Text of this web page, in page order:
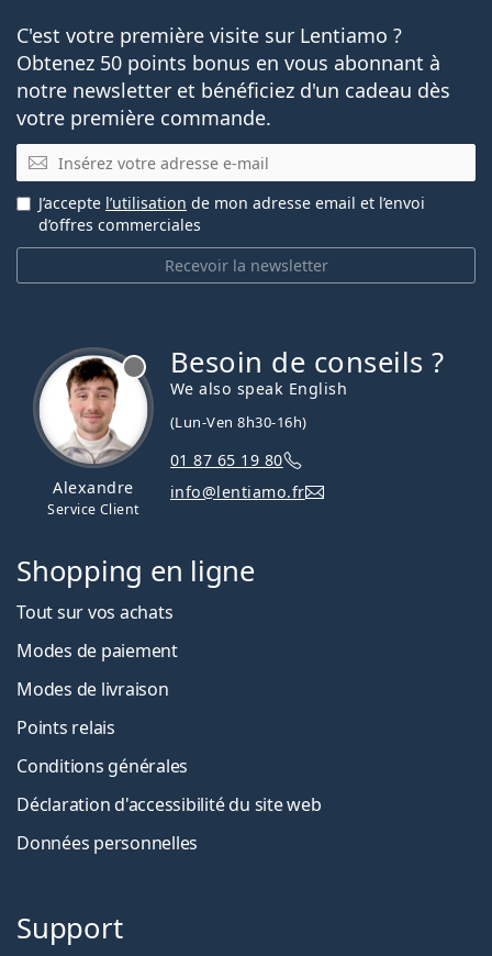
C'est votre première visite sur Lentiamo ?
Obtenez 50 points bonus en vous abonnant à
notre newsletter et bénéficiez d'un cadeau dès
votre première commande.
E-mail
Recevoir la newsletter
J’accepte l’utilisation de mon adresse email et l’envoi
d’offres commerciales
Alexandre
Service Client
Besoin de conseils ?
We also speak English
(Lun-Ven 8h30-16h)
01 87 65 19 80
info@lentiamo.fr
Shopping en ligne
Tout sur vos achats
Modes de paiement
Modes de livraison
Points relais
Conditions générales
Déclaration d'accessibilité du site web
Données personnelles
Support